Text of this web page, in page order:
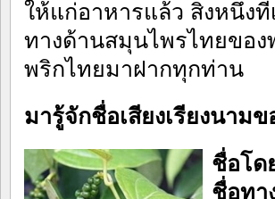
ให้แก่อาหารแล้ว สิ่งหนึ่ง
ทางด้านสมุนไพรไทยของ
พริกไทยมาฝากทุกท่าน
มารู้จักชื่อเสียงเรียงนาม
ชื่อโด
ชื่อทา